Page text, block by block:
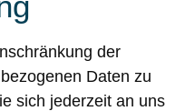
der
Daten zu
sich jederzeit an uns